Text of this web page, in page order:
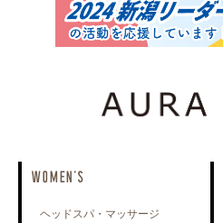
WOMEN'S
ヘッドスパ・マッサージ